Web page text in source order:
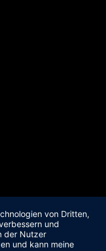
von Dritten,
und
der Nutzer
und kann meine